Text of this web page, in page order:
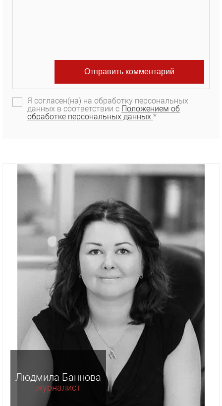
Я согласен(на) на обработку персональных
данных в соответствии с Положением об
обработке персональных данных.*
Людмила Баннова
журналист